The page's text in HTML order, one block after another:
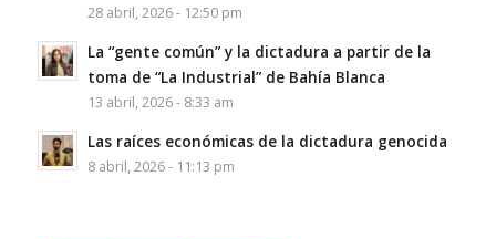
28 abril, 2026 - 12:50 pm
La “gente común” y la dictadura a partir de la
toma de “La Industrial” de Bahía Blanca
13 abril, 2026 - 8:33 am
Las raíces económicas de la dictadura genocida
8 abril, 2026 - 11:13 pm